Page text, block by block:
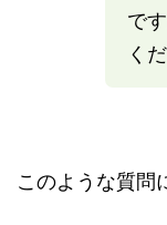
で
く
このような質問